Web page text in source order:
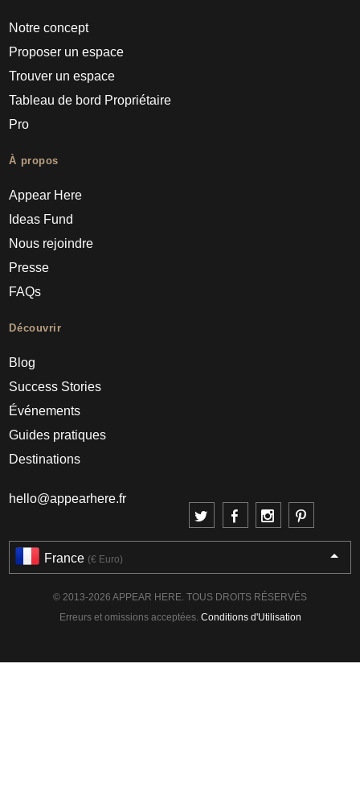
Notre concept
Proposer un espace
Trouver un espace
Tableau de bord Propriétaire
Pro
À propos
Appear Here
Ideas Fund
Nous rejoindre
Presse
FAQs
Découvrir
Blog
Success Stories
Événements
Guides pratiques
Destinations
hello@appearhere.fr
France (€ Euro)
© 2013-2026 APPEAR HERE. TOUS DROITS RÉSERVÉS
Erreurs et omissions acceptées. Conditions d'Utilisation